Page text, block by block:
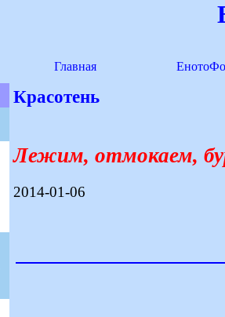
Главная
Красотень
Лежим, отмокаем,
2014-01-06